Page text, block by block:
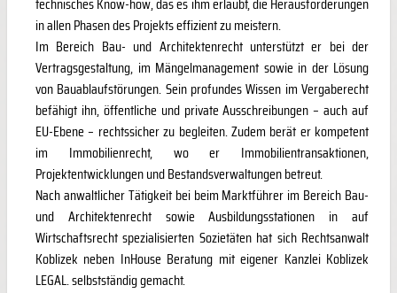
in allen Phasen des Projekts effizient zu meistern.
Im Bereich Bau- und Architektenrecht unterstützt er bei der
Vertragsgestaltung, im Mängelmanagement sowie in der Lösung
von Bauablaufstörungen. Sein profundes Wissen im Vergaberecht
befähigt ihn, öffentliche und private Ausschreibungen – auch auf
EU-Ebene – rechtssicher zu begleiten. Zudem berät er kompetent
im Immobilienrecht, wo er Immobilientransaktionen,
Projektentwicklungen und Bestandsverwaltungen betreut.
Nach anwaltlicher Tätigkeit bei beim Marktführer im Bereich Bau-
und Architektenrecht sowie Ausbildungsstationen in auf
Wirtschaftsrecht spezialisierten Sozietäten hat sich Rechtsanwalt
Koblizek neben InHouse Beratung mit eigener Kanzlei Koblizek
LEGAL. selbstständig gemacht.